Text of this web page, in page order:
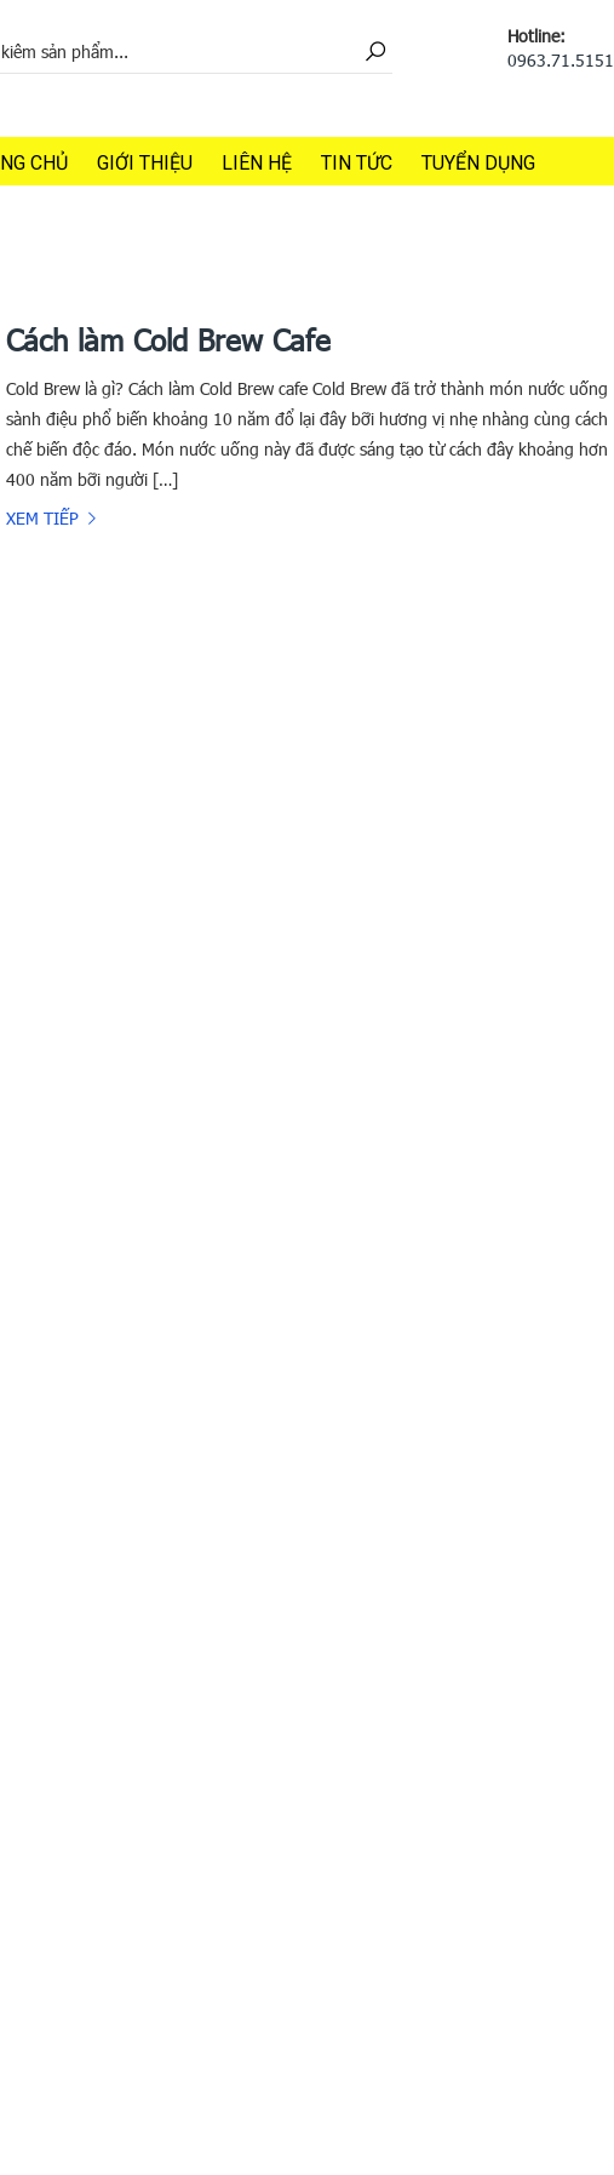
Hotline:
0963.71.5151
CHỦ GIỚI THIỆU LIÊN HỆ TIN TỨC TUYỂN DỤNG
Cách làm Cold Brew Cafe
Cold Brew là gì? Cách làm Cold Brew cafe Cold Brew đã trở thành món nước uống
sành điệu phổ biến khoảng 10 năm đổ lại đây bỡi hương vị nhẹ nhàng cùng cách
chế biến độc đáo. Món nước uống này đã được sáng tạo từ cách đây khoảng hơn
400 năm bỡi người […]
XEM TIẾP